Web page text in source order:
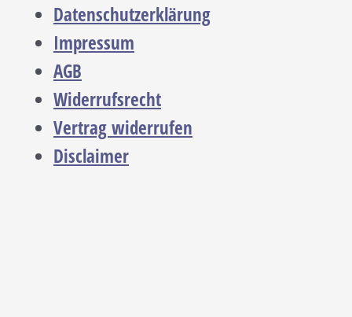
Datenschutzerklärung
Impressum
AGB
Widerrufsrecht
Vertrag widerrufen
Disclaimer